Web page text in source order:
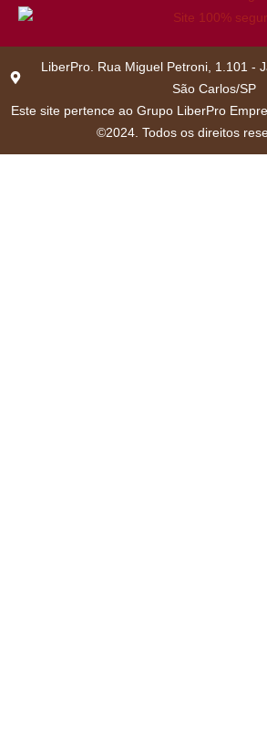
LiberPro. Rua Miguel Petroni, 1.101 -
São Carlos/SP
Este site pertence ao Grupo LiberPro
©2024. Todos os direitos